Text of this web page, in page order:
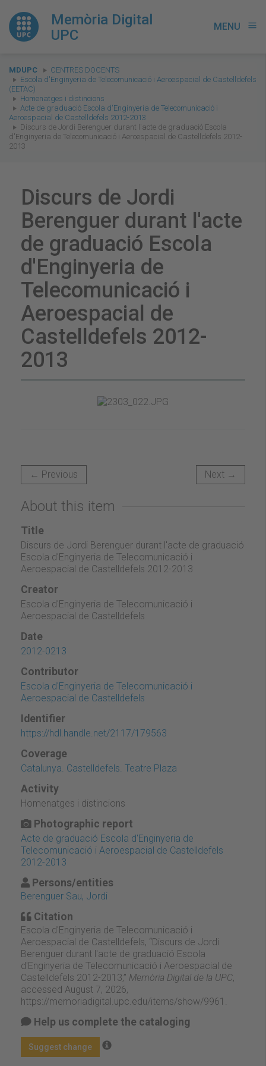
Memòria Digital
UPC
MENU menu
You
are
here:
MDUPC
CENTRES DOCENTS
Escola d'Enginyeria de Telecomunicació i Aeroespacial de Castelldefels
(EETAC)
Homenatges i distincions
Acte de graduació Escola d'Enginyeria de Telecomunicació i
Aeroespacial de Castelldefels 2012-2013
Discurs de Jordi Berenguer durant l'acte de graduació Escola
d'Enginyeria de Telecomunicació i Aeroespacial de Castelldefels 2012-
2013
Discurs de Jordi
Berenguer durant l'acte
de graduació Escola
d'Enginyeria de
Telecomunicació i
Aeroespacial de
Castelldefels 2012-
2013
← Previous Next →
About this item
Title
Discurs de Jordi Berenguer durant l'acte de graduació
Escola d'Enginyeria de Telecomunicació i
Aeroespacial de Castelldefels 2012-2013
Creator
Escola d'Enginyeria de Telecomunicació i
Aeroespacial de Castelldefels
Date
2012-0213
Contributor
Escola d'Enginyeria de Telecomunicació i
Aeroespacial de Castelldefels
Identifier
https://hdl.handle.net/2117/179563
Coverage
Catalunya. Castelldefels. Teatre Plaza
Activity
Homenatges i distincions
Photographic report
Acte de graduació Escola d'Enginyeria de
Telecomunicació i Aeroespacial de Castelldefels
2012-2013
Persons/entities
Berenguer Sau, Jordi
Citation
Escola d'Enginyeria de Telecomunicació i
Aeroespacial de Castelldefels, “Discurs de Jordi
Berenguer durant l'acte de graduació Escola
d'Enginyeria de Telecomunicació i Aeroespacial de
Castelldefels 2012-2013,” Memòria Digital de la UPC,
accessed August 7, 2026,
https://memoriadigital.upc.edu/items/show/9961
Help us complete the cataloging
Suggest change